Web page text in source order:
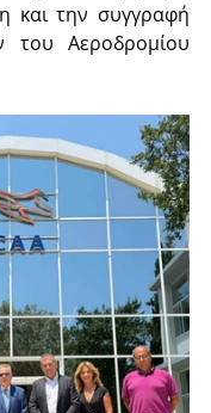
και την συγγραφή
του Αεροδρομίου